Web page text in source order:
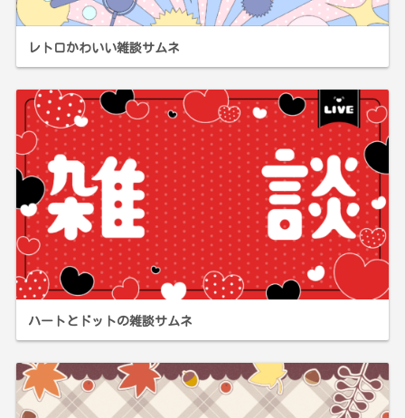
レトロかわいい雑談サムネ
ハートとドットの雑談サムネ